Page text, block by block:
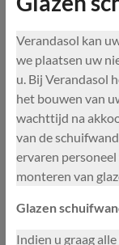
Verandasol kan
we plaatsen uw
u. Bij Verandasol
het bouwen van
wachttijd na
van de
ervaren
monteren van
Glazen
Indien u graag